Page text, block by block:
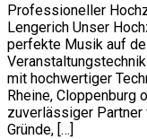
Professioneller
Lengerich Unser
perfekte Musik auf
mit hochwertiger
Rheine, Cloppenburg
zuverlässiger
Gründe, […]